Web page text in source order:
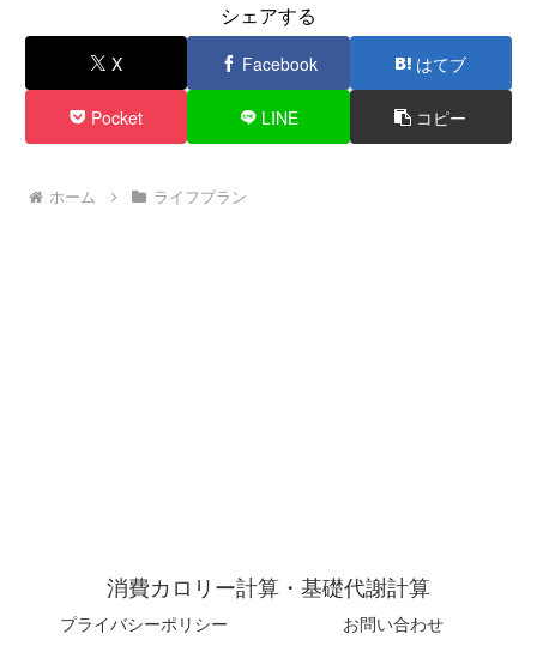
シェアする
X Facebook はてブ
Pocket LINE コピー
ホーム ライフプラン
消費カロリー計算・基礎代謝計算
プライバシーポリシー お問い合わせ